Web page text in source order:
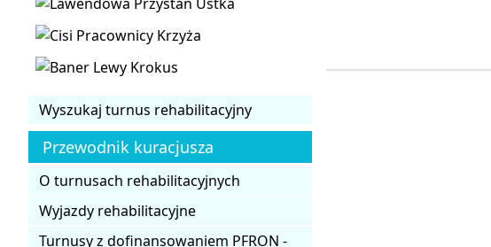
Wyszukaj turnus rehabilitacyjny
Przewodnik kuracjusza
O turnusach rehabilitacyjnych
Wyjazdy rehabilitacyjne
Turnusy z dofinansowaniem PFRON -